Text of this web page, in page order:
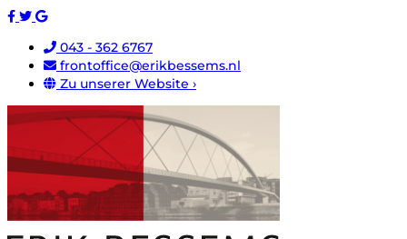
043 - 362 6767
frontoffice@erikbessems.nl
Zu unserer Website ›